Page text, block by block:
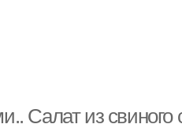
Салат из свиного